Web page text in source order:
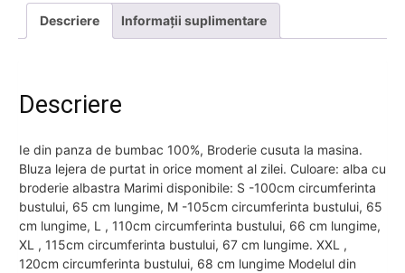
Descriere Informații suplimentare
Descriere
Ie din panza de bumbac 100%, Broderie cusuta la masina.
Bluza lejera de purtat in orice moment al zilei. Culoare: alba cu
broderie albastra Marimi disponibile: S -100cm circumferinta
bustului, 65 cm lungime, M -105cm circumferinta bustului, 65
cm lungime, L , 110cm circumferinta bustului, 66 cm lungime,
XL , 115cm circumferinta bustului, 67 cm lungime. XXL ,
120cm circumferinta bustului, 68 cm lungime Modelul din